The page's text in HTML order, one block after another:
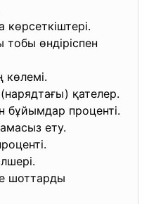
көрсеткіштері.
тобы өндіріспен
көлемі.
қателер.
бұйымдар проценті.
ету.
шоттарды